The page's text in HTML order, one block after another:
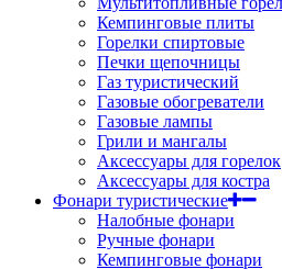
Кемпинговые плиты
Горелки спиртовые
Печки щепочницы
Газ туристический
Газовые обогреватели
Газовые лампы
Грили и мангалы
Аксессуары для горелок
Аксессуары для костра
Фонари туристические
Налобные фонари
Ручные фонари
Кемпинговые фонари